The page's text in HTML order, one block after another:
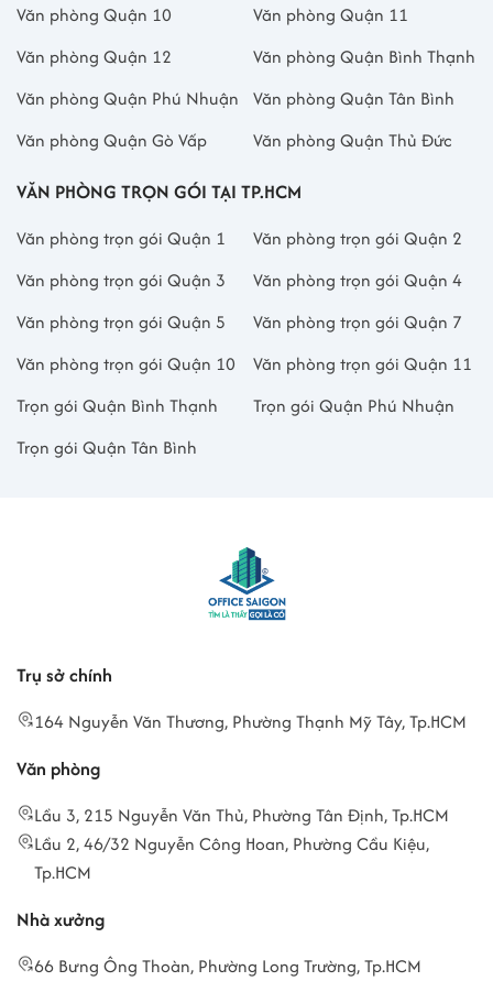
Văn phòng Quận 10
Văn phòng Quận 11
Văn phòng Quận 12
Văn phòng Quận Bình Thạnh
Văn phòng Quận Phú Nhuận
Văn phòng Quận Tân Bình
Văn phòng Quận Gò Vấp
Văn phòng Quận Thủ Đức
VĂN PHÒNG TRỌN GÓI TẠI TP.HCM
Văn phòng trọn gói Quận 1
Văn phòng trọn gói Quận 2
Văn phòng trọn gói Quận 3
Văn phòng trọn gói Quận 4
Văn phòng trọn gói Quận 5
Văn phòng trọn gói Quận 7
Văn phòng trọn gói Quận 10
Văn phòng trọn gói Quận 11
Trọn gói Quận Bình Thạnh
Trọn gói Quận Phú Nhuận
Trọn gói Quận Tân Bình
Trụ sở chính
164 Nguyễn Văn Thương, Phường Thạnh Mỹ Tây, Tp.HCM
Văn phòng
Lầu 3, 215 Nguyễn Văn Thủ, Phường Tân Định, Tp.HCM
Lầu 2, 46/32 Nguyễn Công Hoan, Phường Cầu Kiệu,
Tp.HCM
Nhà xưởng
66 Bưng Ông Thoàn, Phường Long Trường, Tp.HCM